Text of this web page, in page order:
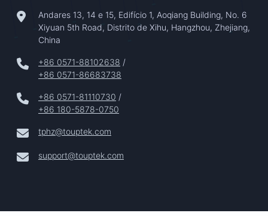
Andares 13, 14 e 15, Edifício 1, Aoqiang Building, No. 6
Xiyuan 5th Road, Distrito de Xihu, Hangzhou, Zhejiang,
China
+86 0571-88102638 /
+86 0571-86683738
+86 0571-81110730 /
+86 180-5878-0750
tphz@touptek.com
support@touptek.com